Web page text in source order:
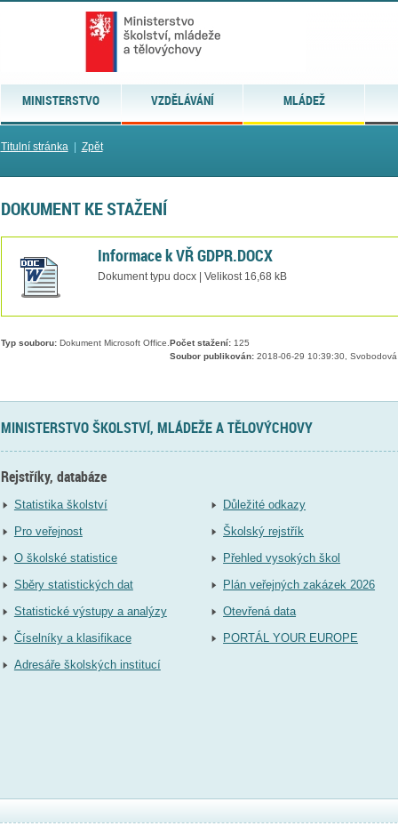
MINISTERSTVO VZDĚLÁVÁNÍ MLÁDEŽ
Titulní stránka| Zpět
DOKUMENT KE STAŽENÍ
Informace k VŘ GDPR.DOCX
Dokument typu docx | Velikost 16,68 kB
Typ souboru:Dokument Microsoft Office. Počet stažení:125
Soubor publikován:2018-06-29 10:39:30, Svobodová
MINISTERSTVO ŠKOLSTVÍ, MLÁDEŽE A TĚLOVÝCHOVY
Rejstříky, databáze
Statistika školství
Pro veřejnost
O školské statistice
Sběry statistických dat
Statistické výstupy a analýzy
Číselníky a klasifikace
Adresáře školských institucí
Důležité odkazy
Školský rejstřík
Přehled vysokých škol
Plán veřejných zakázek 2026
Otevřená data
PORTÁL YOUR EUROPE